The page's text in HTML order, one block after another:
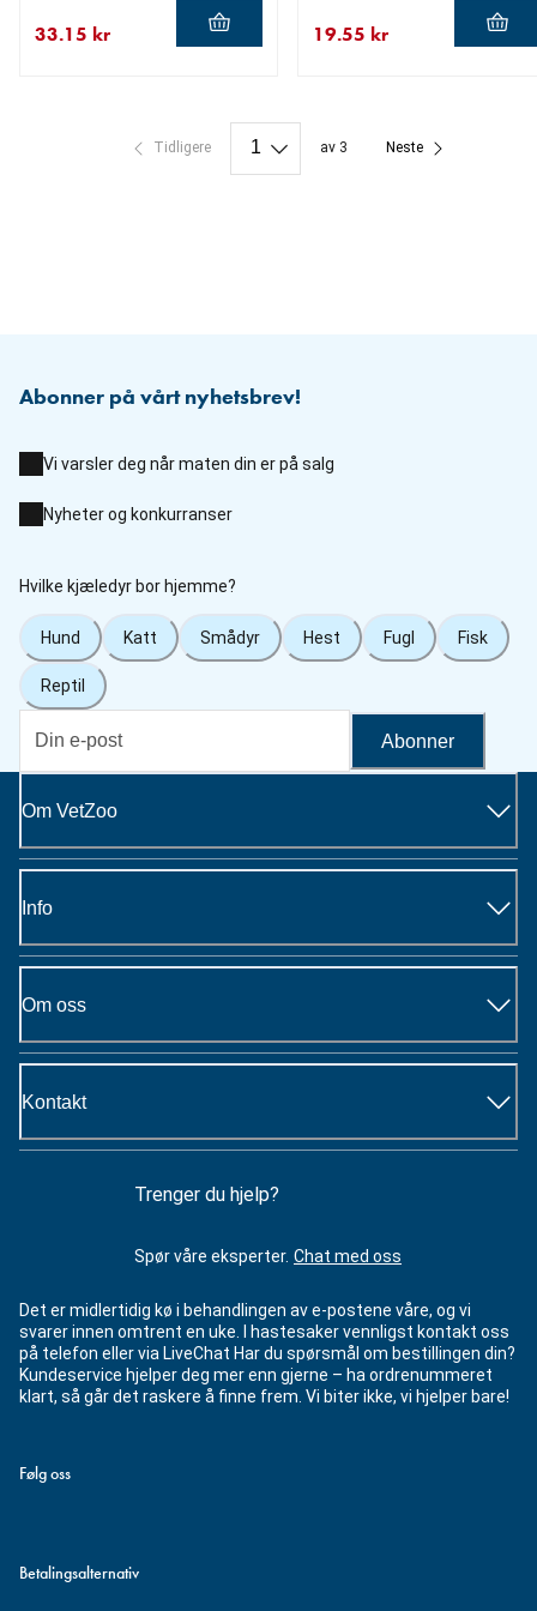
33.15 kr 19.55 kr
Tidligere av 3 Neste
Abonner på vårt nyhetsbrev!
Vi varsler deg når maten din er på salg
Nyheter og konkurranser
Hvilke kjæledyr bor hjemme?
Hund Katt Smådyr Hest Fugl Fisk
Reptil
Abonner
Om VetZoo
Info
Om oss
Kontakt
Trenger du hjelp?
Spør våre eksperter. Chat med oss
Det er midlertidig kø i behandlingen av e-postene våre, og vi
svarer innen omtrent en uke. I hastesaker vennligst kontakt oss
på telefon eller via LiveChat Har du spørsmål om bestillingen din?
Kundeservice hjelper deg mer enn gjerne – ha ordrenummeret
klart, så går det raskere å finne frem. Vi biter ikke, vi hjelper bare!
Følg oss
Betalingsalternativ